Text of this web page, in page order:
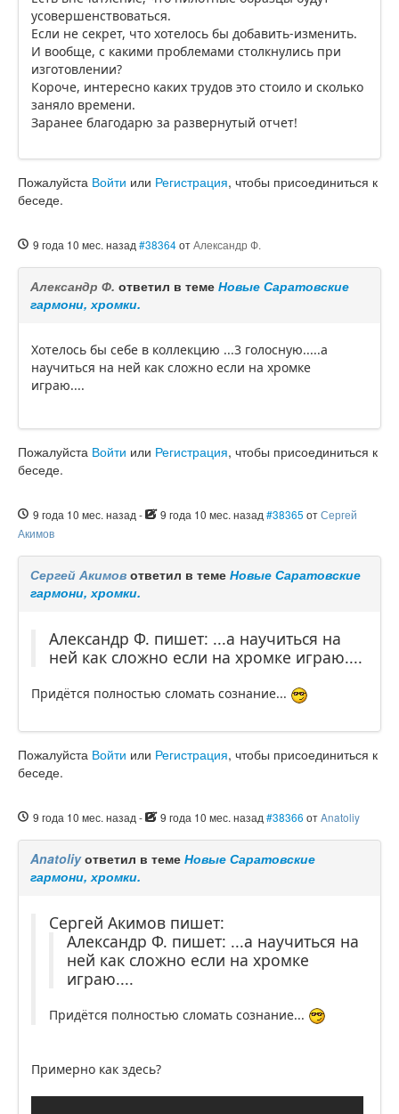
усовершенствоваться.
Если не секрет, что хотелось бы добавить-изменить.
И вообще, с какими проблемами столкнулись при
изготовлении?
Короче, интересно каких трудов это стоило и сколько
заняло времени.
Заранее благодарю за развернутый отчет!
Пожалуйста Войти или Регистрация, чтобы присоединиться к
беседе.
9 года 10 мес. назад #38364отАлександр Ф.
Александр Ф. ответил в теме Новые Саратовские
гармони, хромки.
Хотелось бы себе в коллекцию ...3 голосную.....а
научиться на ней как сложно если на хромке
играю....
Пожалуйста Войти или Регистрация, чтобы присоединиться к
беседе.
9 года 10 мес. назад - 9 года 10 мес. назад #38365 отСергей
Акимов
Сергей Акимов ответил в теме Новые Саратовские
гармони, хромки.
Александр Ф. пишет: ...а научиться на
ней как сложно если на хромке играю....
Придётся полностью сломать сознание...
Пожалуйста Войти или Регистрация, чтобы присоединиться к
беседе.
9 года 10 мес. назад - 9 года 10 мес. назад #38366 отAnatoliy
Anatoliyответил в теме Новые Саратовские
гармони, хромки.
Сергей Акимов пишет:
Александр Ф. пишет: ...а научиться на
ней как сложно если на хромке
играю....
Придётся полностью сломать сознание...
Примерно как здесь?